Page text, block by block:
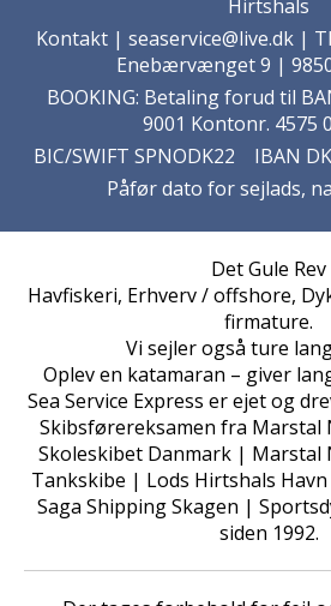
Hirtshals
Kontakt | seaservice@live.dk |
Enebærvænget 9 |
BOOKING: Betaling forud til
9001 Kontonr. 4575
BIC/SWIFT SPNODK22 IBAN
Påfør dato for sejlads,
Det Gule Rev
Havfiskeri, Erhverv / offshore,
firmature.
Vi sejler også ture
Oplev en katamaran – giver
Sea Service Express er ejet og
Skibsførereksamen fra Marstal
Skoleskibet Danmark | Marstal
Tankskibe | Lods Hirtshals
Saga Shipping Skagen |
siden 1992.